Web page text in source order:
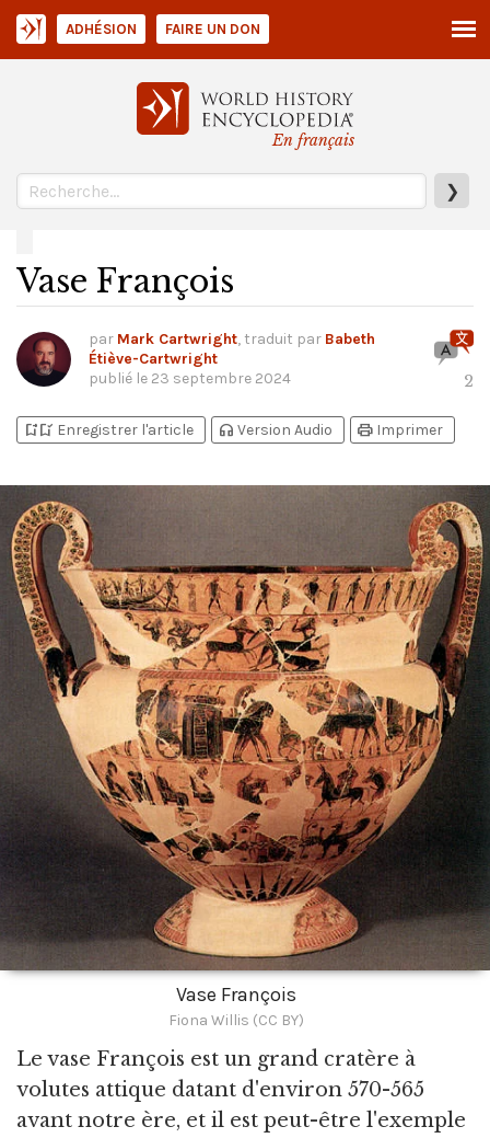
En français
❯
ADHÉSION FAIRE UN DON
Vase François
par Mark Cartwright, traduit par Babeth
Étiève-Cartwright
publié le 23 septembre 2024 2
bookmark_addbookmark_added Enregistrer l'article headphones Version Audio print Imprimer
Vase François
Fiona Willis (CC BY)
Le vase François est un grand cratère à
volutes attique datant d'environ 570-565
avant notre ère, et il est peut-être l'exemple